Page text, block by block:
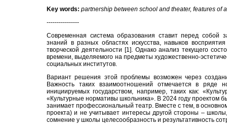
Key words: partnership between school and theater, features
----------------
Современная система образования ставит перед собой
знаний в разных областях искусства, навыков
творческой деятельности [1]. Однако анализ текущего
времени, выделяемого на предметы художественно-
социальных институтов.
Вариант решения этой проблемы возможен через
Важность таких взаимоотношений отмечается в ряде
инициируемых государством, например, таких как:
«Культурные нормативы школьника». В 2024 году проектом
занимает профессиональный театр. Вместе с тем, в
проекта) и не учитывает интересы другой стороны –
сомнение у школы целесообразность и результативность